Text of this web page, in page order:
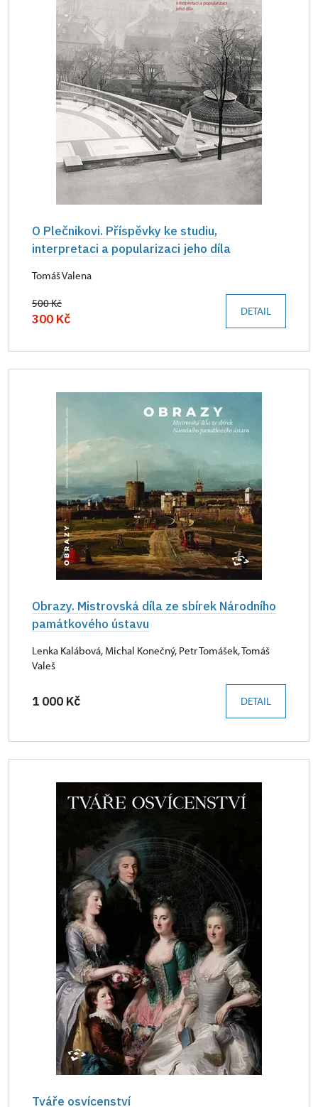
O Plečnikovi. Příspěvky ke studiu,
interpretaci a popularizaci jeho díla
Tomáš Valena
500 Kč
300 Kč DETAIL
Obrazy. Mistrovská díla ze sbírek Národního
památkového ústavu
Lenka Kalábová, Michal Konečný, Petr Tomášek, Tomáš
Valeš
1 000 Kč DETAIL
Tváře osvícenství